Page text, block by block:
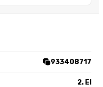
933408717
2. El